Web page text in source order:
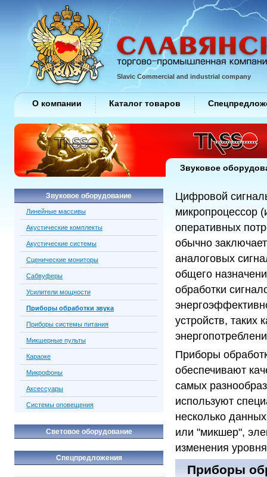
Цифровой
микропроцессор
оперативных
обычно
аналоговых
общего
обработки
устройств, таких
Приборы
обеспечивают
самых
используют
несколько
или "микшер",
изменения
Приборы
Звуковое оборудование
Линейные массивы
Акустические комплекты
Акустические системы
Сценические мониторы
Сабвуферы
Усилители мощности
Приборы обработки звука
Приборы системы питания
Микшерные пульты
Караоке
Микрофоны
Аксессуары
Системы оповещения
Световое оборудование
Спецпредложения
Slavic Commercial and industrial company
О компании Каталог товаров
Звуковое